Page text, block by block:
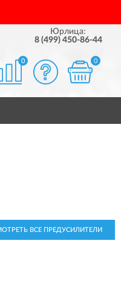
ПО ВСЕЙ РОССИИ
Юрлица:
8 (499) 450-86-44
0 0
ВСЕ ПРЕДУСИЛИТЕЛИ